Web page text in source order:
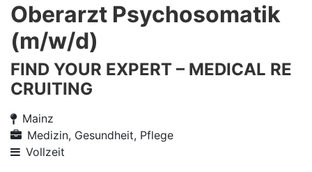
Oberarzt Psychosomatik
(m/w/d)
FIND YOUR EXPERT – MEDICAL RE
CRUITING
Mainz
Medizin, Gesundheit, Pflege
Vollzeit